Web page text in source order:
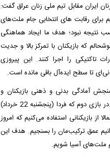
۸ گله تیم ملی زنان ایران مقابل تیم ملی زنان عراق گفت:
برای رقابت های انتخابی جام ملت‌های
نتیجه نبود؛ هدف ما ایجاد هماهنگی
که بازیکنان با تمرکز بالا و جدیت
تاکتیکی را اجرا کنند. این پیروزی
تا سطح ایده‌آل باقی مانده است.
آمادگی بدنی و ذهنی بازیکنان و
آزمایش برخی ترکیب‌ها و تاکتیک‌های مدنظرمان بود.در بازی دوم که فردا (پنجشنبه 22 خرداد)
از بازیکنانی استفاده می‌کنیم که امروز
عمق ترکیب‌مان را بسنجیم. هدف این
ملت‌های آسیا شویم.